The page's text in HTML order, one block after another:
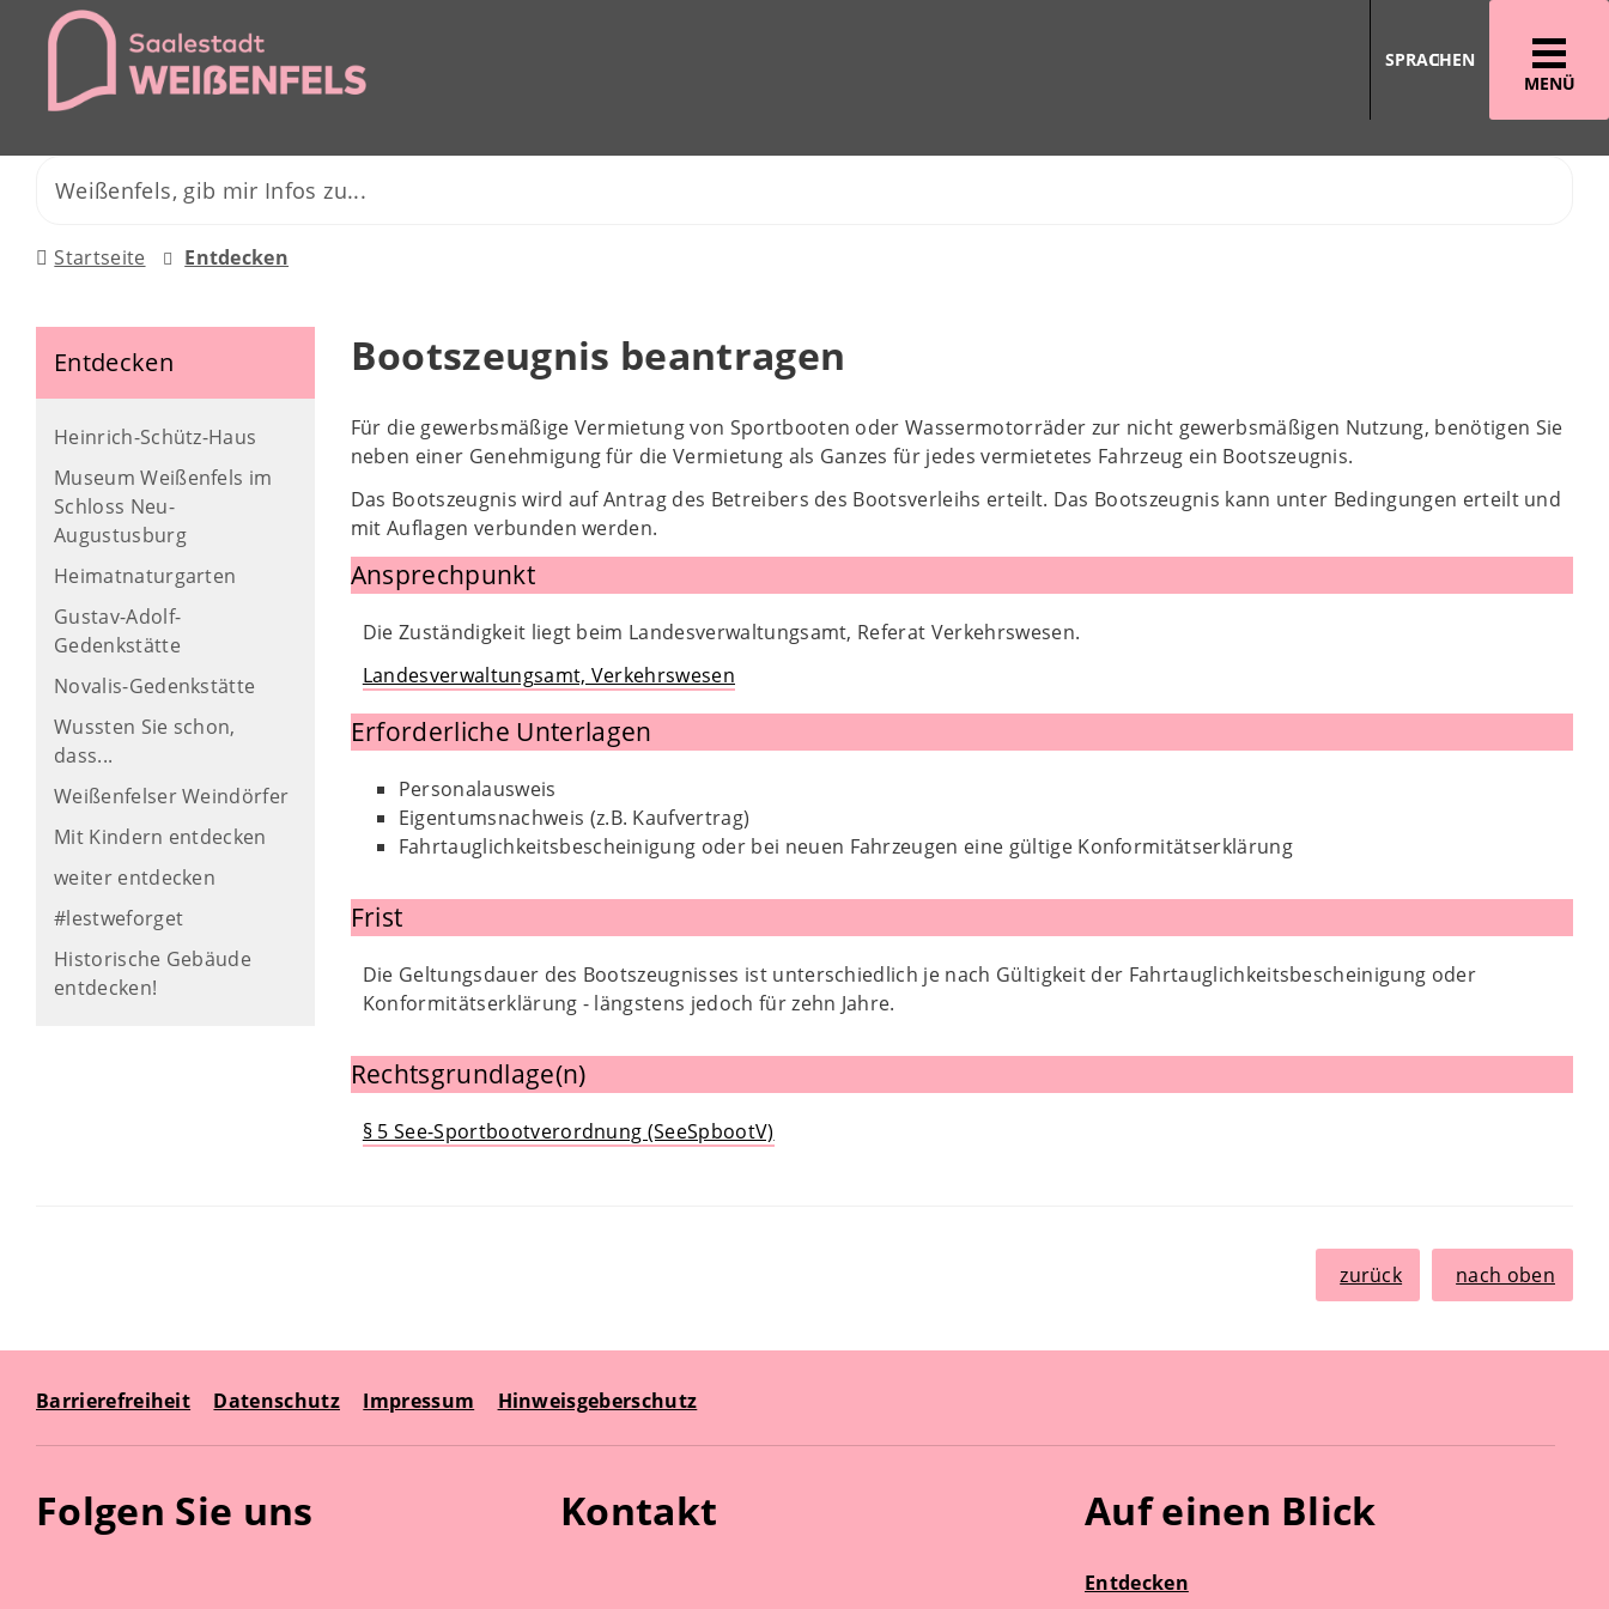
MENÜ
SPRACHEN
Startseite Entdecken
Entdecken
Heinrich-Schütz-Haus
Museum Weißenfels im
Schloss Neu-
Augustusburg
Heimatnaturgarten
Gustav-Adolf-
Gedenkstätte
Novalis-Gedenkstätte
Wussten Sie schon,
dass...
Weißenfelser Weindörfer
Mit Kindern entdecken
weiter entdecken
#lestweforget
Historische Gebäude
entdecken!
Bootszeugnis beantragen
Für die gewerbsmäßige Vermietung von Sportbooten oder Wassermotorräder zur nicht gewerbsmäßigen Nutzung, benötigen Sie
neben einer Genehmigung für die Vermietung als Ganzes für jedes vermietetes Fahrzeug ein Bootszeugnis.
Das Bootszeugnis wird auf Antrag des Betreibers des Bootsverleihs erteilt. Das Bootszeugnis kann unter Bedingungen erteilt und
mit Auflagen verbunden werden.
Ansprechpunkt
Die Zuständigkeit liegt beim Landesverwaltungsamt, Referat Verkehrswesen.
Landesverwaltungsamt, Verkehrswesen
Erforderliche Unterlagen
Personalausweis
Eigentumsnachweis (z.B. Kaufvertrag)
Fahrtauglichkeitsbescheinigung oder bei neuen Fahrzeugen eine gültige Konformitätserklärung
Frist
Die Geltungsdauer des Bootszeugnisses ist unterschiedlich je nach Gültigkeit der Fahrtauglichkeitsbescheinigung oder
Konformitätserklärung - längstens jedoch für zehn Jahre.
Rechtsgrundlage(n)
§ 5 See-Sportbootverordnung (SeeSpbootV)
zurück nach oben
Barrierefreiheit Datenschutz Impressum Hinweisgeberschutz
Folgen Sie uns Kontakt Auf einen Blick
Entdecken